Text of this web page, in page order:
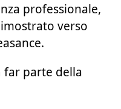
professionale,
verso
parte della